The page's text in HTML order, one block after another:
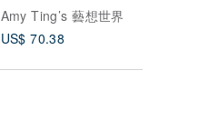
Amy Ting’s 藝想世界
US$ 70.38